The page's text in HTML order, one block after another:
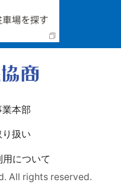
本部
扱い
について
All rights reserved.